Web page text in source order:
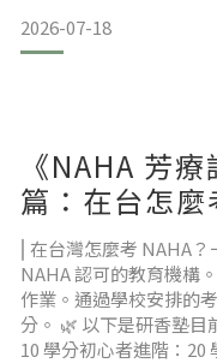
學習目的 → 課程內容 →
安心。💡 這篇會帶你：
2026-07-18
《NAHA 芳
篇：在台怎麼
⎢在台灣怎麼考 NAHA
NAHA 認可的教育機構
作業。通過學校安排的
分。 🌿 以下是研香塾目
10 學分初心者進階：20